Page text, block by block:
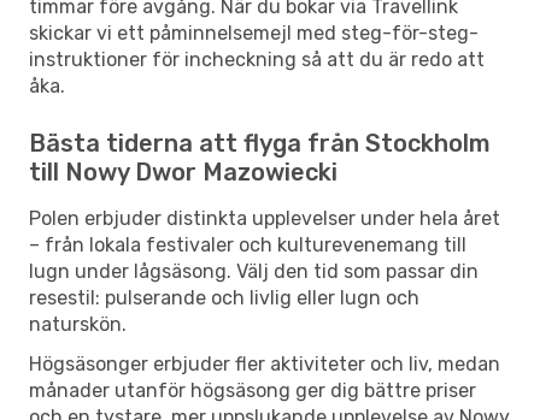
timmar före avgång. När du bokar via Travellink
skickar vi ett påminnelsemejl med steg-för-steg-
instruktioner för incheckning så att du är redo att
åka.
Bästa tiderna att flyga från Stockholm
till Nowy Dwor Mazowiecki
Polen erbjuder distinkta upplevelser under hela året
– från lokala festivaler och kulturevenemang till
lugn under lågsäsong. Välj den tid som passar din
resestil: pulserande och livlig eller lugn och
naturskön.
Högsäsonger erbjuder fler aktiviteter och liv, medan
månader utanför högsäsong ger dig bättre priser